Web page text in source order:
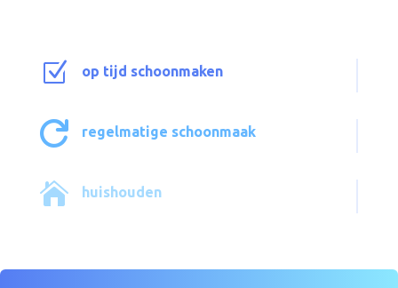
Z op tijd schoonmaken
 regelmatige schoonmaak
 huishouden